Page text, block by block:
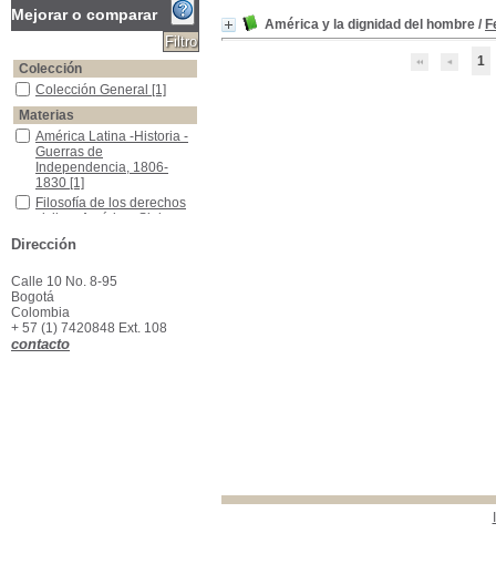
América y la dignidad del hombre /
1
Mejorar o comparar
Colección
Colección General
Colección General [1]
Materias
América Latina -Historia -Guerras de Independencia, 1806-1830
América Latina -Historia -
Guerras de
Independencia, 1806-
1830 [1]
Filosofía de los derechos civiles -América -Siglos XIX-XX
Filosofía de los derechos
civiles -América -Siglos
XIX-XX
Indios -Situación legal -América
Indios -Situación legal -
Dirección
Calle 10 No. 8-95
Bogotá
Colombia
+ 57 (1) 7420848 Ext. 108
contacto